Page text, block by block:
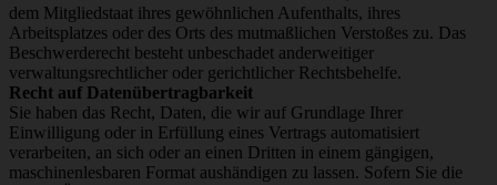
dem Mitgliedstaat ihres gewöhnlichen Aufenthalts, ihres
Arbeitsplatzes oder des Orts des mutmaßlichen Verstoßes zu. Das
Beschwerderecht besteht unbeschadet anderweitiger
verwaltungsrechtlicher oder gerichtlicher Rechtsbehelfe.
Recht auf Datenübertragbarkeit
Sie haben das Recht, Daten, die wir auf Grundlage Ihrer
Einwilligung oder in Erfüllung eines Vertrags automatisiert
verarbeiten, an sich oder an einen Dritten in einem gängigen,
maschinenlesbaren Format aushändigen zu lassen. Sofern Sie die